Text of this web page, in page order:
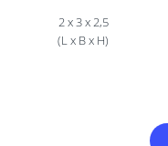
2 x 3 x 2,5
(L x B x H)